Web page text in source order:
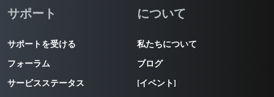
サポート
サポートを受ける
フォーラム
サービスステータス
について
私たちについて
ブログ
[イベント]